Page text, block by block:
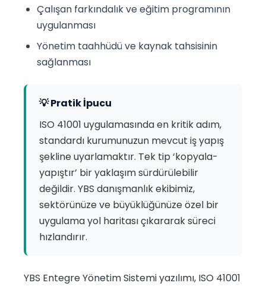
Çalışan farkındalık ve eğitim programının
uygulanması
Yönetim taahhüdü ve kaynak tahsisinin
sağlanması
💡 Pratik İpucu
ISO 41001 uygulamasında en kritik adım,
standardı kurumunuzun mevcut iş yapış
şekline uyarlamaktır. Tek tip ‘kopyala-
yapıştır’ bir yaklaşım sürdürülebilir
değildir. YBS danışmanlık ekibimiz,
sektörünüze ve büyüklüğünüze özel bir
uygulama yol haritası çıkararak süreci
hızlandırır.
YBS Entegre Yönetim Sistemi yazılımı, ISO 41001